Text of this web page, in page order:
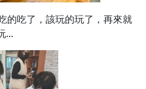
的吃了，該玩的玩了，再來就
...